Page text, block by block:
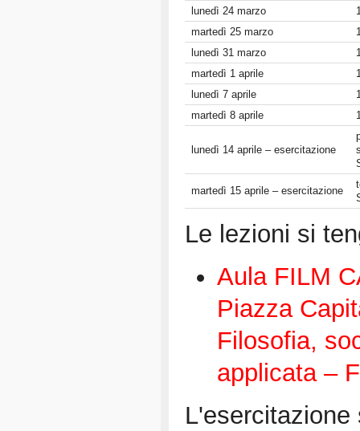
lunedì 24 marzo
martedì 25 marzo
lunedì 31 marzo
martedì 1 aprile
lunedì 7 aprile
martedì 8 aprile
lunedì 14 aprile – esercitazione
martedì 15 aprile – esercitazione
Le lezioni si
Aula FILM
Piazza
Filosofia,
applicata –